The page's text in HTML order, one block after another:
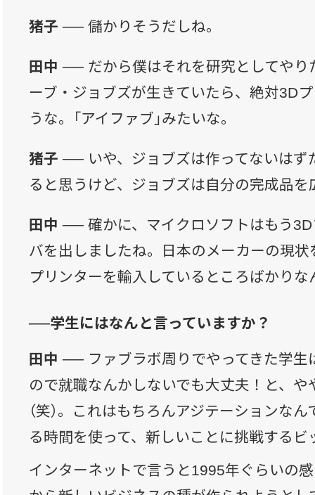
猪子 ── 儲かりそうだしね。
田中 ── だから僕はそれを研究としてやり
ーブ・ジョブズが生きていたら、絶対3D
うな。「アイファブ」みたいな。
猪子 ── いや、ジョブズは作ってないは
ると思うけど、ジョブズは自分の完成品
田中 ── 確かに、マイクロソフトはもう
バを出しましたね。日本のメーカーの現
プリンターを輸入しているところばかりな
──学生にはなんと言っていますか？
田中 ── ファブラボ周りでやってきた学
ので就職なんかしないでも大丈夫！と、や
（笑）。これはもちろんアジテーションな
る時間を使って、新しいことに挑戦するビ
インターネットで言うと1995年ぐらいの